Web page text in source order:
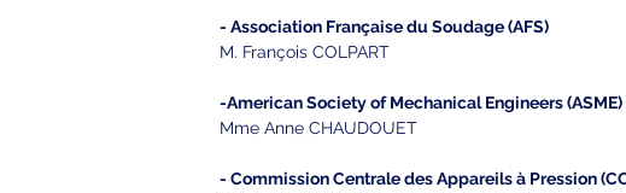
- Association Française du Soudage (AFS)
M. François COLPART
-American Society of Mechanical Engineers (ASME)
Mme Anne CHAUDOUET
- Commission Centrale des Appareils à Pression